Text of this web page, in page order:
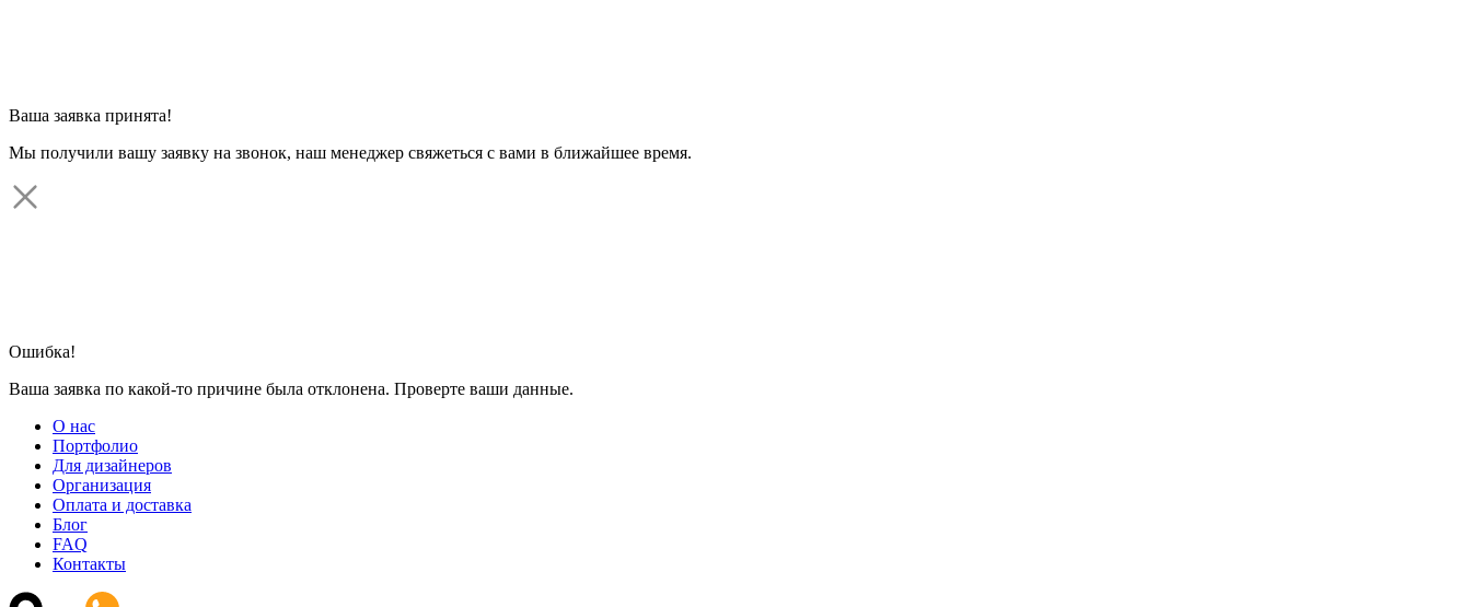
Ваша заявка принята!
Мы получили вашу заявку на звонок, наш менеджер свяжеться с вами в ближайшее время.
Ошибка!
Ваша заявка по какой-то причине была отклонена. Проверте ваши данные.
О нас
Портфолио
Для дизайнеров
Организация
Оплата и доставка
Блог
FAQ
Контакты